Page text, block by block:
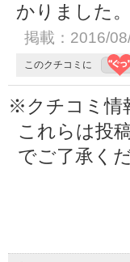
かりました
掲載：2016/08/
このクチコミに
※クチコミ情
これらは投
でご了承く